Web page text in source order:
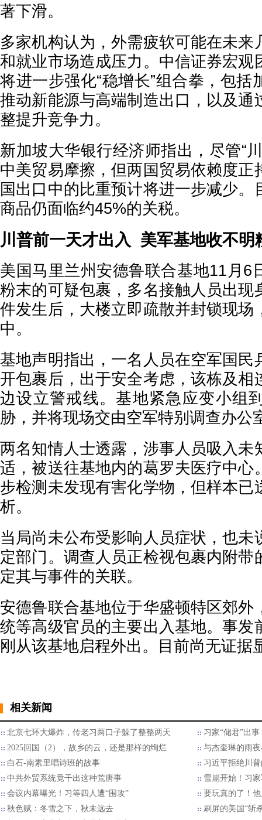
著下滑。
多家机构认为，外需疲软可能在未来
和就业市场造成压力。中信证券宏观
将进一步强化“稳增长”组合拳，包括
推动新能源与高端制造出口，以及通
整提升竞争力。
新加坡大华银行经济师指出，尽管“
中美贸易摩擦，但两国贸易依赖度正
国出口中的比重预计将进一步减少。
商品仍面临约45%的关税。
川普前一天才出入 美军基地收不明
美国马里兰州安德鲁联合基地11月6
粉末的可疑包裹，多名接触人员出现
件发生后，大楼立即疏散并封锁现场
中。
基地声明指出，一名人员在空军国民
开包裹后，出于安全考虑，该栋及相
边设立警戒线。基地紧急应变小组
胁，并将现场交由空军特别调查办公
两名知情人士透露，涉事人员吸入未
适，被送往基地内的葛罗夫医疗中心
步检测未发现有害化学物，但样本已
析。
当局尚未公布受影响人员症状，也未
定部门。调查人员正检视包裹内附带
定其与事件的关联。
安德鲁联合基地位于华盛顿特区郊外
统等高级官员的主要出入基地。事发
刚从该基地启程外出。目前尚无证据
相关新闻
北京七环大爆炸，传老习两口子躲了整整两天
习家“储君”出
2025回国（2），故乡的云，还是那样的绚烂
与杰奎琳的雨
白石-南素里唱诗班的故事
习近平拒绝川普
中共外贸系统竟干出这种荒唐事
雪崩开始！习
会议内幕曝光！习等四人遭“围攻”
要玩真的了！
秋色赋：冬雪之下，秋未远去
刷屏的美国“斩